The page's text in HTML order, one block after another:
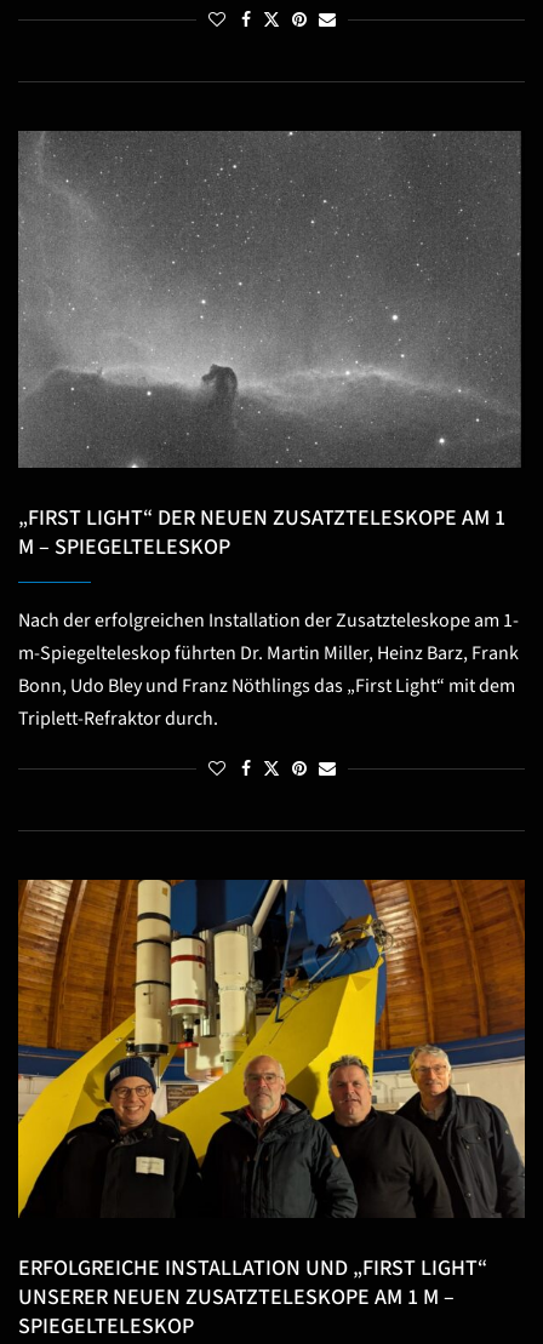
„FIRST LIGHT“ DER NEUEN ZUSATZTELESKOPE AM 1
M – SPIEGELTELESKOP
Nach der erfolgreichen Installation der Zusatzteleskope am 1-
m-Spiegelteleskop führten Dr. Martin Miller, Heinz Barz, Frank
Bonn, Udo Bley und Franz Nöthlings das „First Light“ mit dem
Triplett-Refraktor durch.
ERFOLGREICHE INSTALLATION UND „FIRST LIGHT“
UNSERER NEUEN ZUSATZTELESKOPE AM 1 M –
SPIEGELTELESKOP